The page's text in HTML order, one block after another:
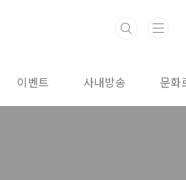
이벤트 사내방송 문화